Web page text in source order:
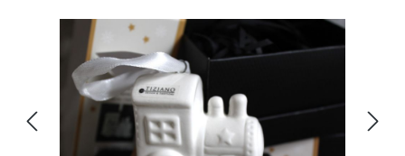
Bildergalerie überspringen